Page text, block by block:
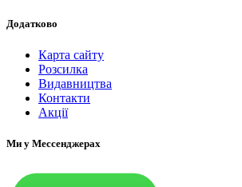
Додатково
Карта сайту
Розсилка
Видавництва
Контакти
Акції
Ми у Мессенджерах